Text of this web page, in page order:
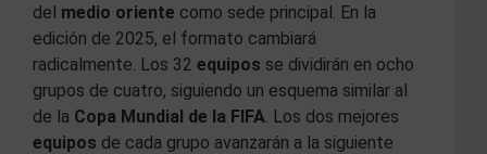
del medio oriente como sede principal. En la
edición de 2025, el formato cambiará
radicalmente. Los 32 equipos se dividirán en ocho
grupos de cuatro, siguiendo un esquema similar al
de la Copa Mundial de la FIFA. Los dos mejores
equipos de cada grupo avanzarán a la siguiente